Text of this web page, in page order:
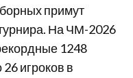
примут
На ЧМ-2026
1248
игроков в